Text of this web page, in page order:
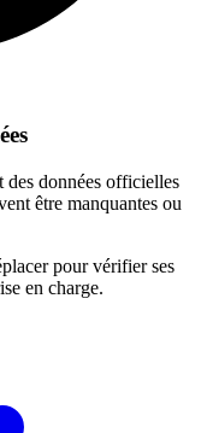
des données officielles
être manquantes ou
pour vérifier ses
en charge.